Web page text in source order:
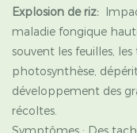
Explosion de riz:
maladie fongique
souvent les feuilles,
photosynthèse,
développement des
récoltes.